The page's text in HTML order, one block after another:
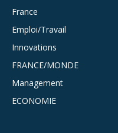
France
Emploi/Travail
Innovations
FRANCE/MONDE
Management
ECONOMIE